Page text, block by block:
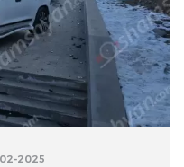
02-2025